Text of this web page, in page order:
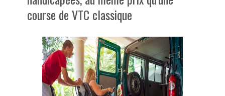
course de VTC classique